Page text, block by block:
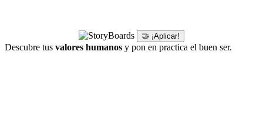
🤝 ¡Aplicar!
Descubre tus valores humanos y pon en practica el buen ser.